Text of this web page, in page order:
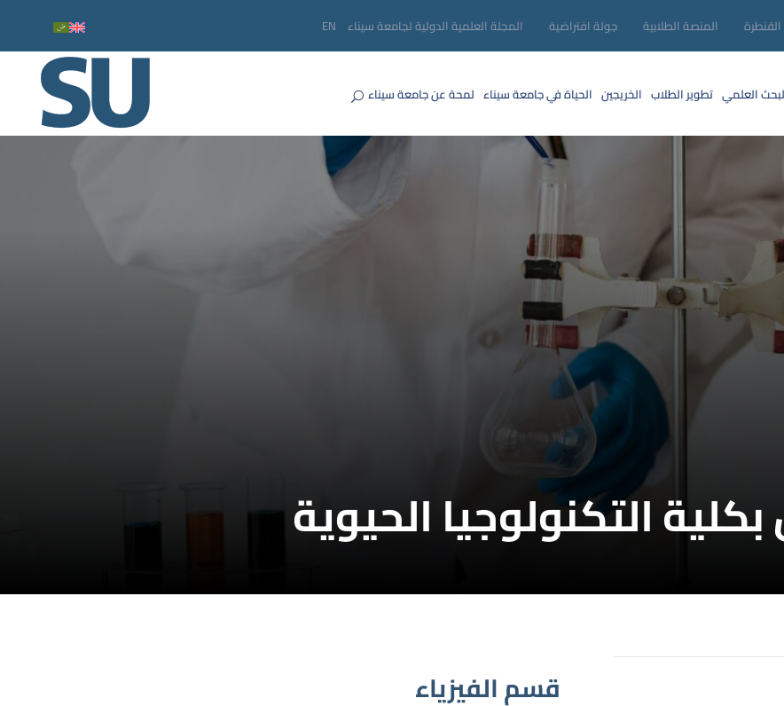
المنصة الطلابية جولة افتراضية المجلة العلمية الدولية لجامعة سيناء EN
العلمي تطوير الطلاب الخريجين الحياة في جامعة سيناء لمحة عن جامعة سيناء
التكنولوجيا الحيوية
قسم الفيزياء